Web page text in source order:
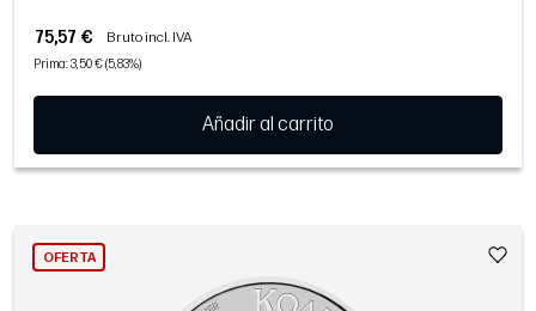
75,57 € Bruto incl. IVA
Prima: 3,50 € (5,83%)
Añadir al carrito
OFERTA